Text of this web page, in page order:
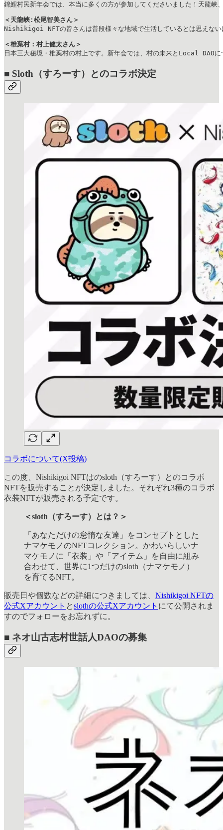
錦鯉村民新年会では、本当に多くの方が参加してくださいました！天龍
＜天龍峡:松尾智美さん＞
Nishikigoi NFTの皆さんは普段様々な地域で生活しているとは思えない
＜椎葉村：村上健太さん＞
日本三大秘境・椎葉村の村上です。新年会では、村の未来とLocal DAO
■ Sloth（すろーす）とのコラボ決定
コラボについて(X投稿)
この度、Nishikigoi NFTはのsloth（すろーす）とのコラボ
NFTを販売することが決定しました。それぞれ3種のコラボ
衣装NFTが販売される予定です。
＜sloth（すろーす）とは？＞
「あなただけの怠惰な友達」をコンセプトとした
ナマケモノのNFTコレクション。かわいらしいナ
マケモノに「衣装」や「アイテム」を自由に組み
合わせて、世界に1つだけのsloth（ナマケモノ）
を育てるNFT。
販売日や個数などの詳細につきましては、 Nishikigoi NFTの
公式Xアカウント とslothの公式Xアカウント にて公開されま
すのでフォローをお忘れずに。
■ ネオ山古志村世話人DAOの募集